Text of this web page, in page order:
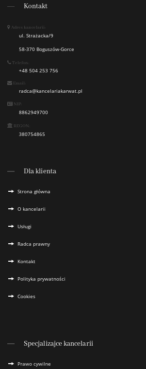
Kontakt
Adres kancelarii:
ul. Strażacka/9
58-370 Boguszów-Gorce
Telefon:
+48 504 253 756
Email:
radca@kancelariakarwat.pl
NIP:
8862949700
REGON:
380754865
Dla klienta
Strona główna
O kancelarii
Usługi
Radca prawny
Kontakt
Polityka prywatności
Cookies
Specjalizajce kancelarii
Prawo cywilne